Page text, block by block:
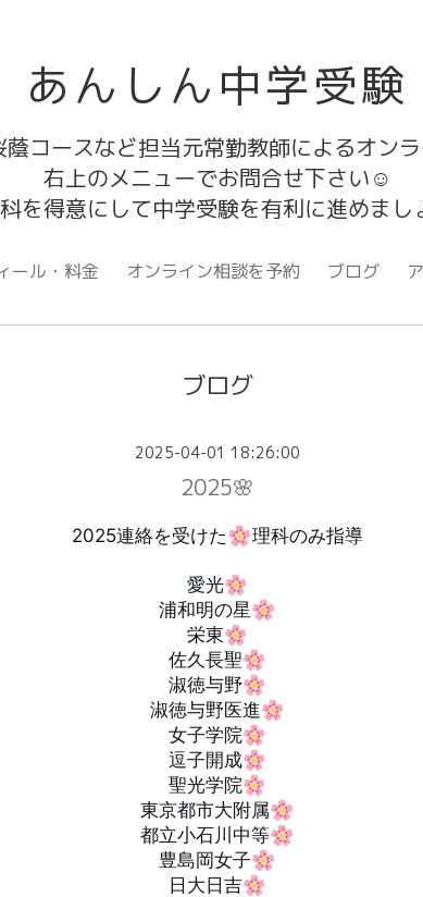
あんしん中学受験
コースなど担当元常勤教師によるオン
右上のメニューでお問合せ下さい☺
を得意にして中学受験を有利に進めま
ール・料金 オンライン相談を予約 ブログ
ブログ
2025-04-01 18:26:00
2025🌸
2025連絡を受けた 理科のみ指導
愛光
浦和明の星
栄東
佐久長聖
淑徳与野
淑徳与野医進
女子学院
逗子開成
聖光学院
東京都市大附属
都立小石川中等
豊島岡女子
日大日吉